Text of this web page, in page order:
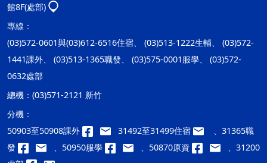
館8F(處部)
專線：
(03)572-0601與(03)612-6516住宿、 (03)513-1222生輔、 (03)572-
1441課外、 (03)513-1365職發、 (03)575-0001服學、 (03)572-
0632處部
總機： (03)571-2121 新竹
分機：
50903至50908課外
31492至31499住宿
、31365職
發
、50950服學 、50870原資
、31200